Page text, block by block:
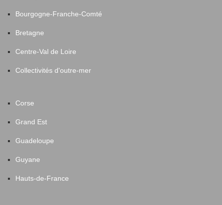
Bourgogne-Franche-Comté
Bretagne
Centre-Val de Loire
Collectivités d'outre-mer
Corse
Grand Est
Guadeloupe
Guyane
Hauts-de-France